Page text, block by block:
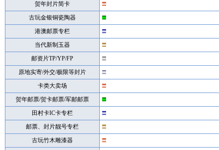
贺年封片简卡
古玩金银铜瓷陶器
港澳邮票专栏
当代新制玉器
邮资片TP/YP/FP
原地实寄/外交/极限等封片
卡类大卖场
贺年邮票/贺卡邮票/军邮邮票
田村卡IC卡专栏
邮票、封片靓号专栏
古玩竹木雕漆器